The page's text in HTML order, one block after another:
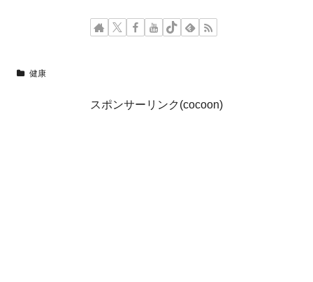
健康
スポンサーリンク(cocoon)